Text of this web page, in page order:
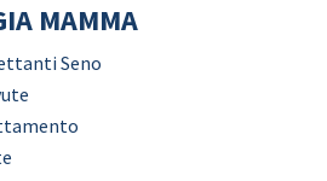
MAMMA
Seno